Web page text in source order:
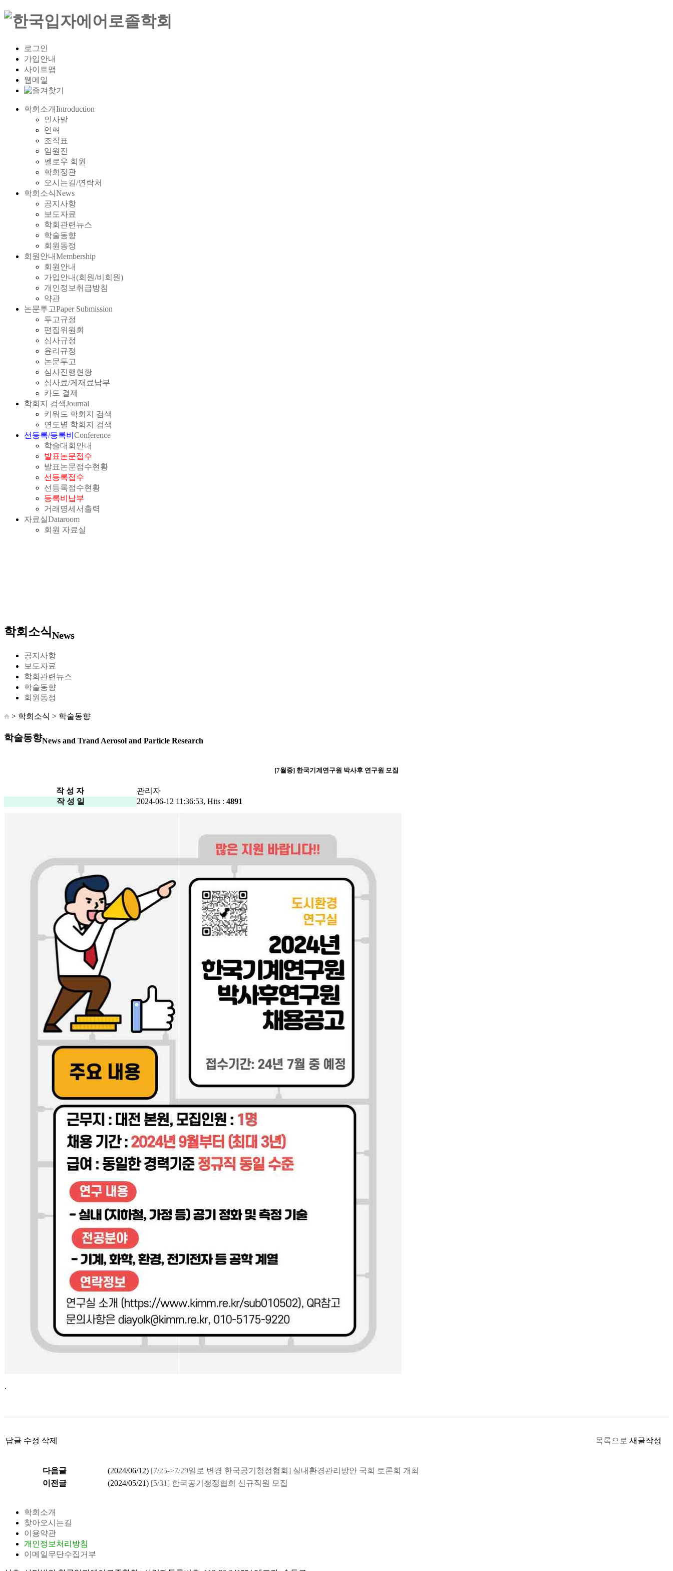
로그인
가입안내
사이트맵
웹메일
학회소개Introduction
인사말
연혁
조직표
임원진
펠로우 회원
학회정관
오시는길/연락처
학회소식News
공지사항
보도자료
학회관련뉴스
학술동향
회원동정
회원안내Membership
회원안내
가입안내(회원/비회원)
개인정보취급방침
약관
논문투고Paper Submission
투고규정
편집위원회
심사규정
윤리규정
논문투고
심사진행현황
심사료/게재료납부
카드 결제
학회지 검색Journal
키워드 학회지 검색
연도별 학회지 검색
선등록/등록비 Conference
학술대회안내
발표논문접수
발표논문접수현황
선등록접수
선등록접수현황
등록비납부
거래명세서출력
자료실Dataroom
회원 자료실
학회소식News
공지사항
보도자료
학회관련뉴스
학술동향
회원동정
> 학회소식 > 학술동향
학술동향News and Trand Aerosol and Particle Research
[7월중] 한국기계연구원 박사후 연구원 모집
작 성 자
관리자
작 성 일
2024-06-12 11:36:53, Hits : 4891
.
답글 수정 삭제 목록으로 새글작성
다음글 (2024/06/12) [7/25->7/29일로 변경 한국공기청정협회] 실내환경관리방안 국회 토론회 개최
이전글
(2024/05/21) [5/31] 한국공기청정협회 신규직원 모집
학회소개
찾아오시는길
이용약관
개인정보처리방침
이메일무단수집거부